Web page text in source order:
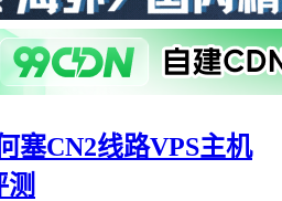
塞CN2线路VPS主机